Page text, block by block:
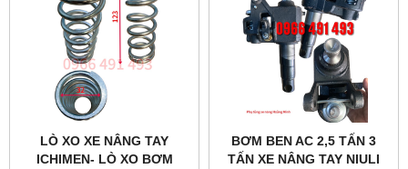
LÒ XO XE NÂNG TAY
ICHIMEN- LÒ XO BƠM
BƠM BEN AC 2,5 TẤN 3
TẤN XE NÂNG TAY NIULI